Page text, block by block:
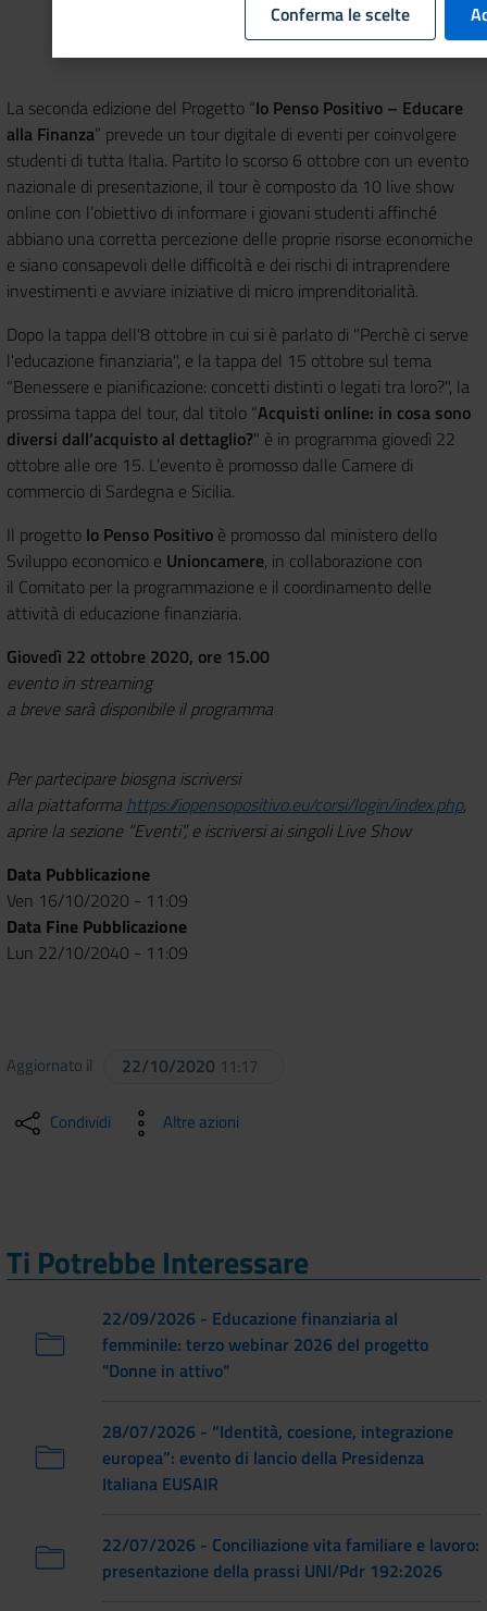
La seconda edizione del Progetto “Io Penso Positivo – Educare
alla Finanza” prevede un tour digitale di eventi per coinvolgere
studenti di tutta Italia. Partito lo scorso 6 ottobre con un evento
nazionale di presentazione, il tour è composto da 10 live show
online con l’obiettivo di informare i giovani studenti affinché
abbiano una corretta percezione delle proprie risorse economiche
e siano consapevoli delle difficoltà e dei rischi di intraprendere
investimenti e avviare iniziative di micro imprenditorialità.
Dopo la tappa dell'8 ottobre in cui si è parlato di "Perchè ci serve
l'educazione finanziaria", e la tappa del 15 ottobre sul tema
“Benessere e pianificazione: concetti distinti o legati tra loro?", la
prossima tappa del tour, dal titolo “Acquisti online: in cosa sono
diversi dall’acquisto al dettaglio?" è in programma giovedì 22
ottobre alle ore 15. L’evento è promosso dalle Camere di
commercio di Sardegna e Sicilia.
Il progetto Io Penso Positivo è promosso dal ministero dello
Sviluppo economico e Unioncamere, in collaborazione con
il Comitato per la programmazione e il coordinamento delle
attività di educazione finanziaria.
Giovedì 22 ottobre 2020, ore 15.00
evento in streaming
a breve sarà disponibile il programma
Per partecipare biosgna iscriversi
alla piattaforma https://iopensopositivo.eu/corsi/login/index.php,
aprire la sezione “Eventi”, e iscriversi ai singoli Live Show
Data Pubblicazione
Ven 16/10/2020 - 11:09
Data Fine Pubblicazione
Lun 22/10/2040 - 11:09
Aggiornato il 22/10/2020 11:17
Condividi Altre azioni
Ti Potrebbe Interessare
22/09/2026 - Educazione finanziaria al
femminile: terzo webinar 2026 del progetto
"Donne in attivo"
28/07/2026 - “Identità, coesione, integrazione
europea”: evento di lancio della Presidenza
Italiana EUSAIR
22/07/2026 - Conciliazione vita familiare e lavoro:
presentazione della prassi UNI/Pdr 192:2026
Conferma le scelte